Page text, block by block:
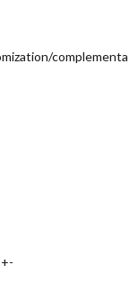
complementa